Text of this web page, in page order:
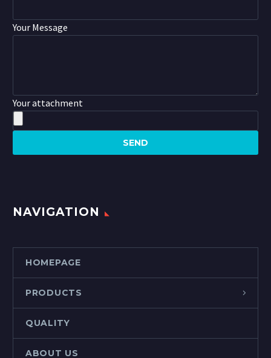
Your Message
Your attachment
NAVIGATION
HOMEPAGE
PRODUCTS
QUALITY
ABOUT US